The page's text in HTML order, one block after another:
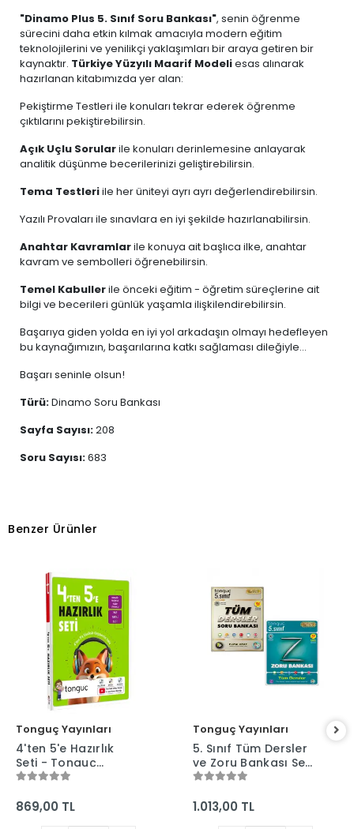
"Dinamo Plus 5. Sınıf Soru Bankası", senin öğrenme
sürecini daha etkin kılmak amacıyla modern eğitim
teknolojilerini ve yenilikçi yaklaşımları bir araya getiren bir
kaynaktır. Türkiye Yüzyılı Maarif Modeliesas alınarak
hazırlanan kitabımızda yer alan:
Pekiştirme Testleri ile konuları tekrar ederek öğrenme
çıktılarını pekiştirebilirsin.
Açık Uçlu Sorularile konuları derinlemesine anlayarak
analitik düşünme becerilerinizi geliştirebilirsin.
Tema Testleriile her üniteyi ayrı ayrı değerlendirebilirsin.
Yazılı Provaları ile sınavlara en iyi şekilde hazırlanabilirsin.
Anahtar Kavramlarile konuya ait başlıca ilke, anahtar
kavram ve sembolleri öğrenebilirsin.
Temel Kabullerile önceki eğitim - öğretim süreçlerine ait
bilgi ve becerileri günlük yaşamla ilişkilendirebilirsin.
Başarıya giden yolda en iyi yol arkadaşın olmayı hedefleyen
bu kaynağımızın, başarılarına katkı sağlaması dileğiyle...
Başarı seninle olsun!
Türü:Dinamo Soru Bankası
Sayfa Sayısı:208
Soru Sayısı:683
Benzer Ürünler
Tonguç Yayınları
4'ten 5'e Hazırlık
Seti - Tonguç
Yayınları
869,00 TL
Tonguç Yayınları
5. Sınıf Tüm Dersler
ve Zoru Bankası Seti
- Tonguç Yayınları
1.013,00 TL